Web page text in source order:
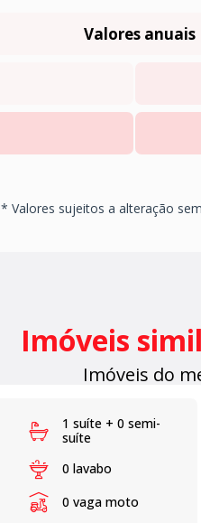
Valores anuais
* Valores sujeitos a alteração
Imóveis
Imóveis do
1 suíte + 0 semi-
suíte
0 lavabo
0 vaga moto